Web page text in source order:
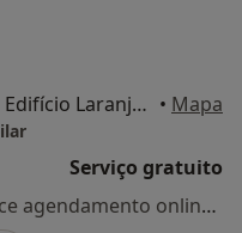
R. Xavier De Araújo Bloco 6, Edifício Laranjeiras Plaza, Lisboa • Mapa
Serviço gratuito
Esse especialista não oferece agendamento online para esse endereço.